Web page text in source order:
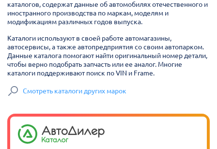
каталогов, содержат данные об автомобилях отечественного и
иностранного производства по маркам, моделям и
модификациям различных годов выпуска.
Каталоги используют в своей работе автомагазины,
автосервисы, а также автопредприятия со своим автопарком.
Данные каталога помогают найти оригинальный номер детали,
чтобы верно подобрать запчасть или ее аналог. Многие
каталоги поддерживают поиск по VIN и Frame.
Смотреть каталоги других марок